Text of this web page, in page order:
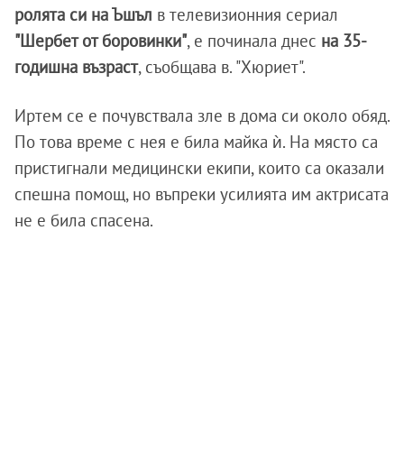
ролята си на Ъшъл в телевизионния сериал
"Шербет от боровинки", е починала днес на 35-
годишна възраст, съобщава в. "Хюриет".
Иртем се е почувствала зле в дома си около обяд.
По това време с нея е била майка ѝ. На място са
пристигнали медицински екипи, които са оказали
спешна помощ, но въпреки усилията им актрисата
не е била спасена.